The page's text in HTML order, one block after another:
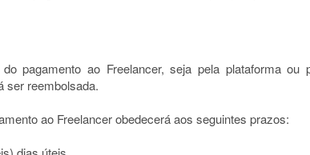
pagamento ao Freelancer, seja pela plataforma ou
ser reembolsada.
ao Freelancer obedecerá aos seguintes prazos: